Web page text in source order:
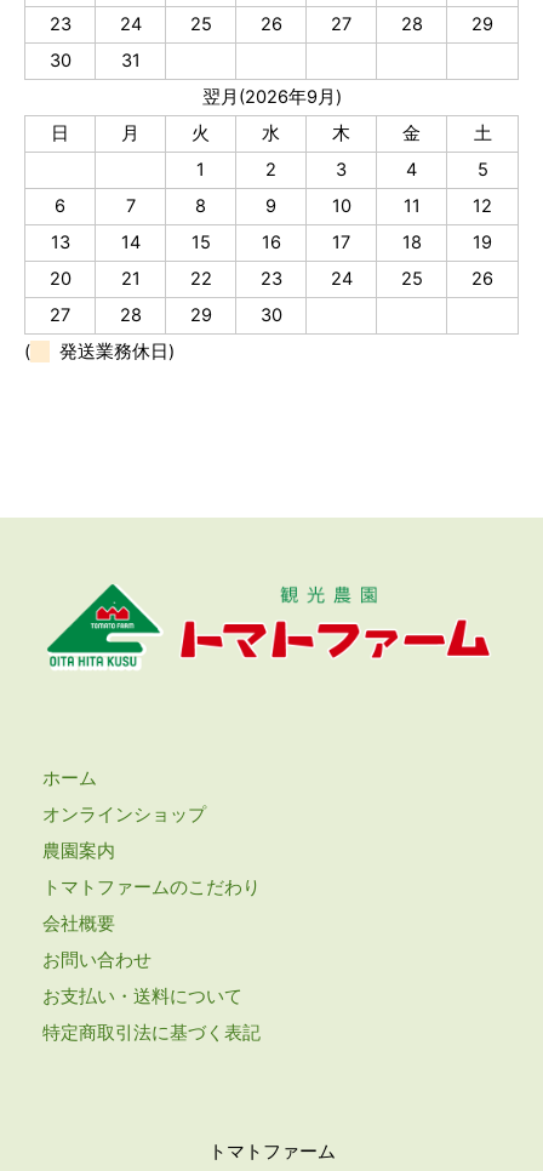
23
24 25 26 27 28
29
30
31
翌月(2026年9月)
日
月 火 水 木 金
土
1
2 3 4
5
6
7 8 9 10 11
12
13
14 15 16 17 18
19
20
21 22 23 24 25
26
27
28 29
30
(
発送業務休日)
ホーム
オンラインショップ
農園案内
トマトファームのこだわり
会社概要
お問い合わせ
お支払い・送料について
特定商取引法に基づく表記
トマトファーム